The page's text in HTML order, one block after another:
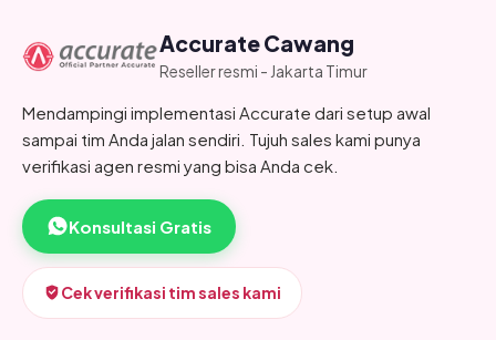
Accurate Cawang
Reseller resmi - Jakarta Timur
Mendampingi implementasi Accurate dari setup awal
sampai tim Anda jalan sendiri. Tujuh sales kami punya
verifikasi agen resmi yang bisa Anda cek.
Konsultasi Gratis
Cek verifikasi tim sales kami